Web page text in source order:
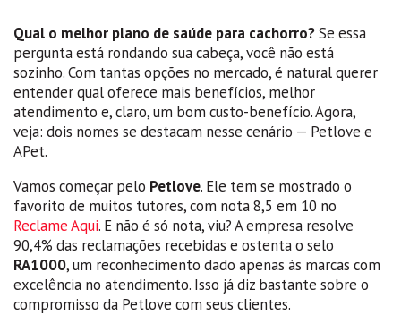
Qual o melhor plano de saúde para cachorro?Se essa
pergunta está rondando sua cabeça, você não está
sozinho. Com tantas opções no mercado, é natural querer
entender qual oferece mais benefícios, melhor
atendimento e, claro, um bom custo-benefício. Agora,
veja: dois nomes se destacam nesse cenário — Petlove e
APet.
Vamos começar pelo Petlove. Ele tem se mostrado o
favorito de muitos tutores, com nota 8,5 em 10 no
Reclame Aqui. E não é só nota, viu? A empresa resolve
90,4% das reclamações recebidas e ostenta o selo
RA1000, um reconhecimento dado apenas às marcas com
excelência no atendimento. Isso já diz bastante sobre o
compromisso da Petlove com seus clientes.